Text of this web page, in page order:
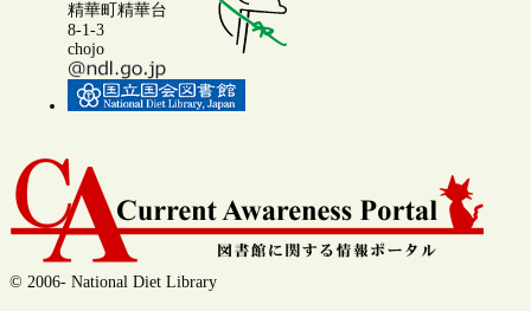
精華町精華台
8-1-3
chojo
© 2006- National Diet Library